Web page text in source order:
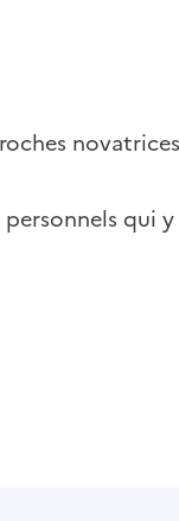
qui y